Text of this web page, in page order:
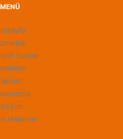
MENÜ
Sahne
Haberler